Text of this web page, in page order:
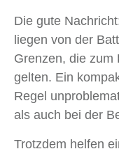
Die gute
liegen von der
Grenzen, die zum
gelten. Ein
Regel
als auch bei der
Trotzdem helfen